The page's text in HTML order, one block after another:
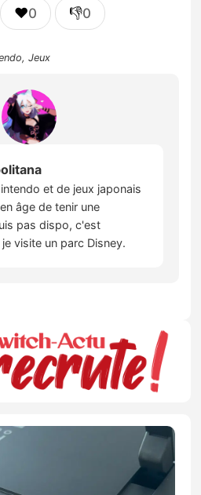
❤️0 👎0
,Jeux
et de jeux japonais
âge de tenir une
pas dispo, c'est
visite un parc Disney.